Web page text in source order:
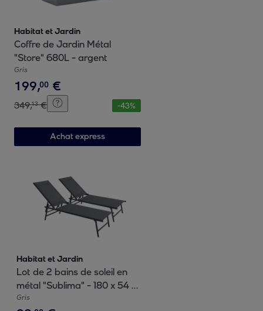
Habitat et Jardin
Coffre de Jardin Métal
"Store" 680L - argent
Gris
199,00 €
349,13 € -43%
Achat express
Habitat et Jardin
Lot de 2 bains de soleil en
métal "Sublima" - 180 x 54 x
104 cm - Anthracite
Gris